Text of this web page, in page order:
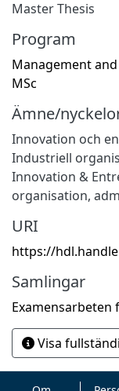
Master Thesis
Program
Management
MSc
Ämne/
Innovation och
Industriell
Innovation &
organisation,
URI
https://
Samlingar
Examensarbeten
Visa